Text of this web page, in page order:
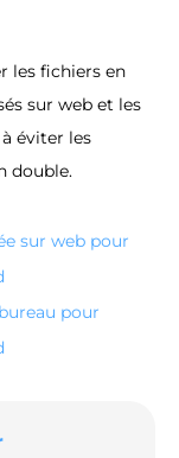
les fichiers en
sur web et les
éviter les
double.
sur web pour
pour